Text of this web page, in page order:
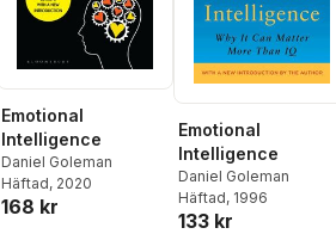
Emotional
Intelligence
Daniel Goleman
Häftad, 2020
168 kr
Emotional
Intelligence
Daniel Goleman
Häftad, 1996
133 kr